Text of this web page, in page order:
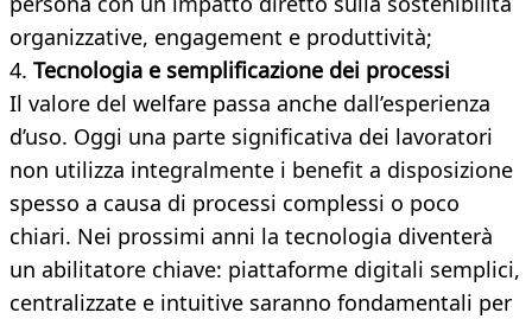
organizzative, engagement e produttività;
4. Tecnologia e semplificazione dei processi
Il valore del welfare passa anche dall’esperienza
d’uso. Oggi una parte significativa dei lavoratori
non utilizza integralmente i benefit a disposizione
spesso a causa di processi complessi o poco
chiari. Nei prossimi anni la tecnologia diventerà
un abilitatore chiave: piattaforme digitali semplici,
centralizzate e intuitive saranno fondamentali per